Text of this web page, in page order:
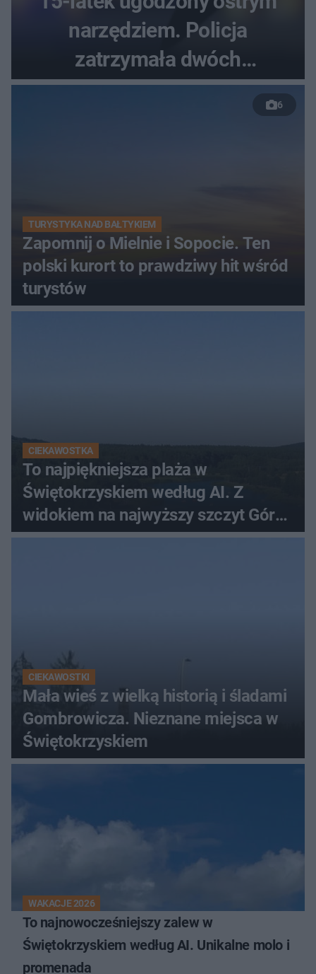
narzędziem. Policja
zatrzymała dwóch
nastolatków
6
TURYSTYKA NAD BAŁTYKIEM
Zapomnij o Mielnie i Sopocie. Ten
polski kurort to prawdziwy hit wśród
turystów
CIEKAWOSTKA
To najpiękniejsza plaża w
Świętokrzyskiem według AI. Z
widokiem na najwyższy szczyt Gór
Świętokrzyskich
CIEKAWOSTKI
Mała wieś z wielką historią i śladami
Gombrowicza. Nieznane miejsca w
Świętokrzyskiem
WAKACJE 2026
To najnowocześniejszy zalew w
Świętokrzyskiem według AI. Unikalne molo i
promenada